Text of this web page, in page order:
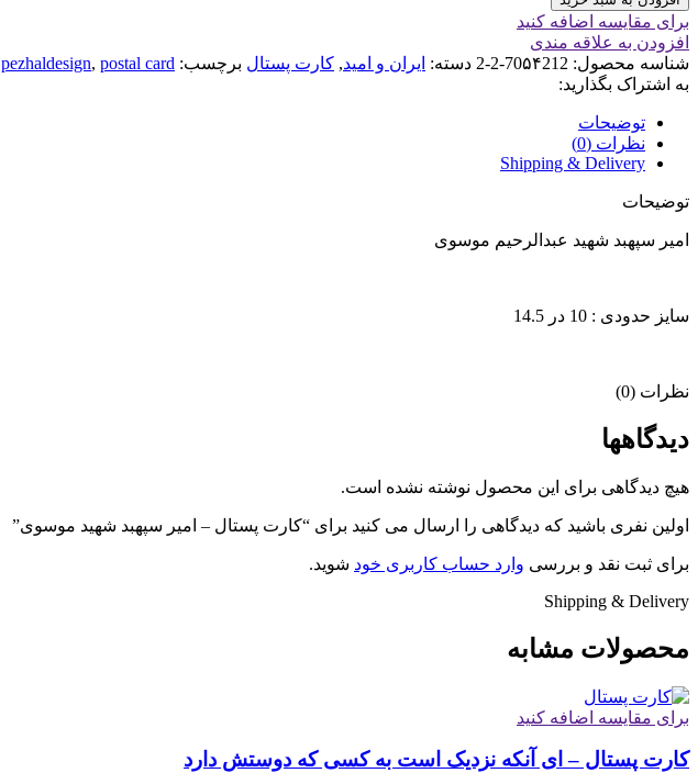
برای مقایسه اضافه کنید
افزودن به علاقه مندی
شناسه محصول: 70۵۴212-2-2 دسته: ایران و امید, کارت پستال برچسب: pezhaldesign, postal card
به اشتراک بگذارید:
توضیحات
نظرات (0)
Shipping & Delivery
توضیحات
امیر سپهبد شهید عبدالرحیم موسوی
سایز حدودی : 10 در 14.5
نظرات (0)
دیدگاهها
هیچ دیدگاهی برای این محصول نوشته نشده است.
اولین نفری باشید که دیدگاهی را ارسال می کنید برای “کارت پستال – امیر سپهبد شهید موسوی”
برای ثبت نقد و بررسی وارد حساب کاربری خود شوید.
Shipping & Delivery
محصولات مشابه
برای مقایسه اضافه کنید
کارت پستال – ای آنکه نزدیک است به کسی که دوستش دارد